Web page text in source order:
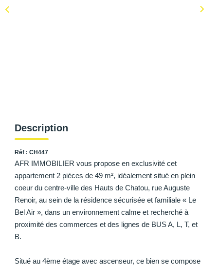
Description
Réf : CH447
AFR IMMOBILIER vous propose en exclusivité cet
appartement 2 pièces de 49 m², idéalement situé en plein
coeur du centre-ville des Hauts de Chatou, rue Auguste
Renoir, au sein de la résidence sécurisée et familiale « Le
Bel Air », dans un environnement calme et recherché à
proximité des commerces et des lignes de BUS A, L, T, et
B.
Situé au 4ème étage avec ascenseur, ce bien se compose